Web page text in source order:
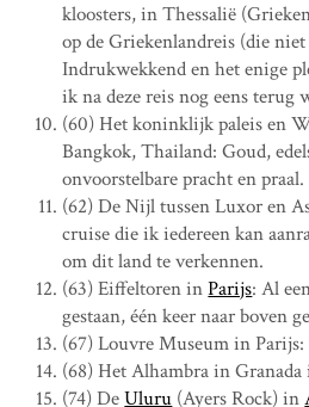
kloosters, in Thessalië
op de Griekenlandreis (die niet
Indrukwekkend en het enige
ik na deze reis nog eens terug
(60) Het koninklijk paleis en
Bangkok, Thailand: Goud,
onvoorstelbare pracht en praal.
(62) De Nijl tussen Luxor en
cruise die ik iedereen kan
om dit land te verkennen.
(63) Eiffeltoren inParijs: Al
gestaan, één keer naar boven
(67) Louvre Museum in
(68) Het Alhambra in Granada
(74) DeUluru (Ayers Rock) in